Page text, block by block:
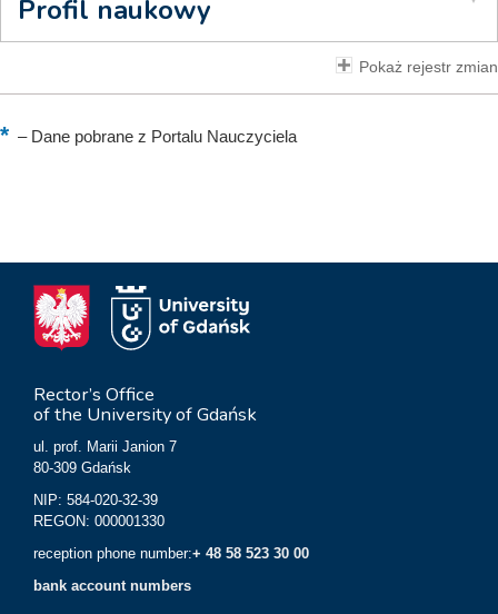
Profil naukowy
Pokaż rejestr zmian
–Dane pobrane z Portalu Nauczyciela
Rector’s Office
of the University of Gdańsk
ul. prof. Marii Janion 7
80-309 Gdańsk
NIP: 584-020-32-39
REGON: 000001330
reception phone number:+ 48 58 523 30 00
bank account numbers